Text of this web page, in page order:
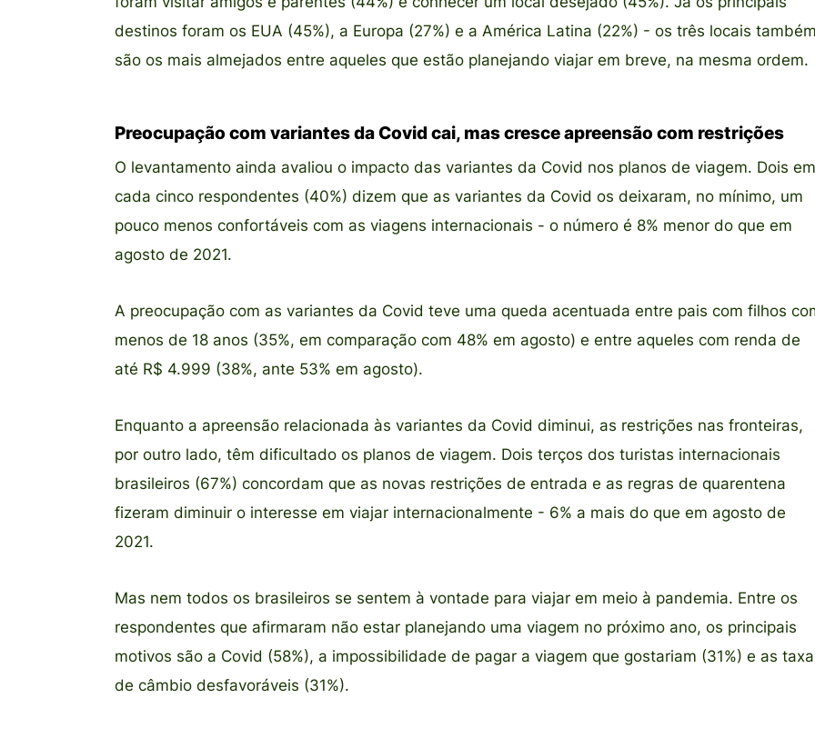
destinos foram os EUA (45%), a Europa (27%) e a América Latina (22%) - os três locais
são os mais almejados entre aqueles que estão planejando viajar em breve, na mesma ordem.
Preocupação com variantes da Covid cai, mas cresce apreensão com restrições
O levantamento ainda avaliou o impacto das variantes da Covid nos planos de viagem. Dois em
cada cinco respondentes (40%) dizem que as variantes da Covid os deixaram, no mínimo, um
pouco menos confortáveis com as viagens internacionais - o número é 8% menor do que em
agosto de 2021.
A preocupação com as variantes da Covid teve uma queda acentuada entre pais com filhos
menos de 18 anos (35%, em comparação com 48% em agosto) e entre aqueles com renda de
até R$ 4.999 (38%, ante 53% em agosto).
Enquanto a apreensão relacionada às variantes da Covid diminui, as restrições nas fronteiras,
por outro lado, têm dificultado os planos de viagem. Dois terços dos turistas internacionais
brasileiros (67%) concordam que as novas restrições de entrada e as regras de quarentena
fizeram diminuir o interesse em viajar internacionalmente - 6% a mais do que em agosto de
2021.
Mas nem todos os brasileiros se sentem à vontade para viajar em meio à pandemia. Entre os
respondentes que afirmaram não estar planejando uma viagem no próximo ano, os principais
motivos são a Covid (58%), a impossibilidade de pagar a viagem que gostariam (31%) e as
de câmbio desfavoráveis (31%).